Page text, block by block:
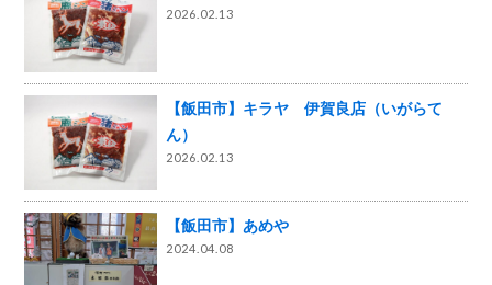
2026.02.13
【飯田市】キラヤ 伊賀良店（いがらて
ん）
2026.02.13
【飯田市】あめや
2024.04.08